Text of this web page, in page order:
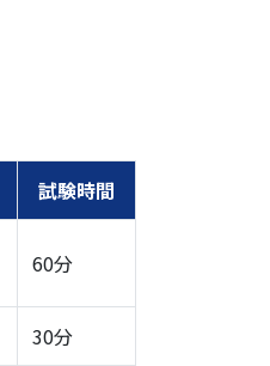
試験時間
60分
30分